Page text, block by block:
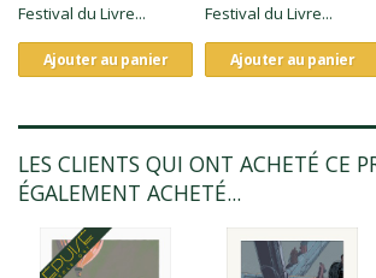
Festival du Livre...
Ajouter au panier
Festival du Livre...
Ajouter au panier
LES CLIENTS QUI ONT ACHETÉ CE
ÉGALEMENT ACHETÉ...